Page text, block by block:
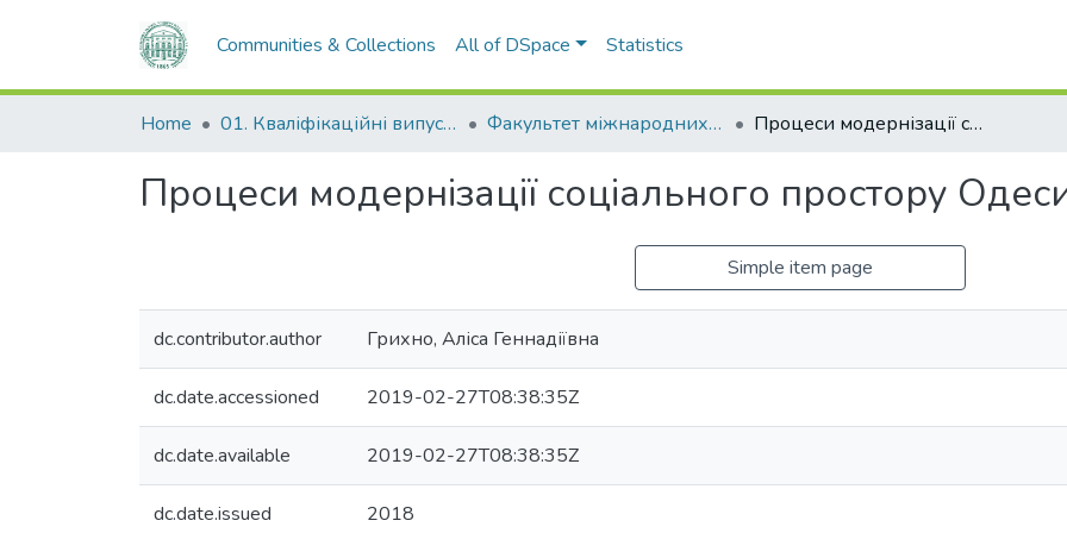
Communities & Collections All of DSpace Statistics
Home 01. Кваліфікаційні випускні роботи здобувачів вищої освіти Факультет міжнародних відносин, політології та соціології Процеси модернізації соціального простору Одеси
Процеси модернізації соціального простору
Simple item page
dc.contributor.author Грихно, Аліса Геннадіївна
dc.date.accessioned 2019-02-27T08:38:35Z
dc.date.available 2019-02-27T08:38:35Z
dc.date.issued 2018